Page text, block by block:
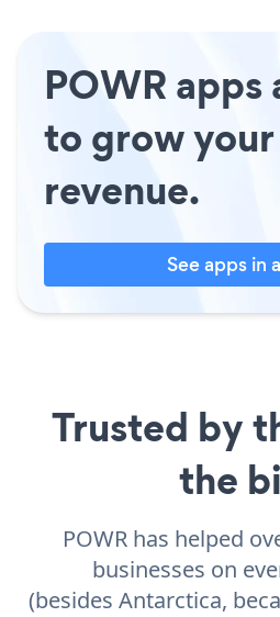
POWR apps
to grow
revenue.
See apps in
Trusted by
the
POWR has helped
businesses on
(besides Antarctica,